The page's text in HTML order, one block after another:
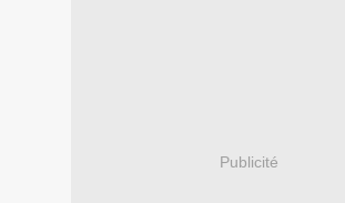
Publicité